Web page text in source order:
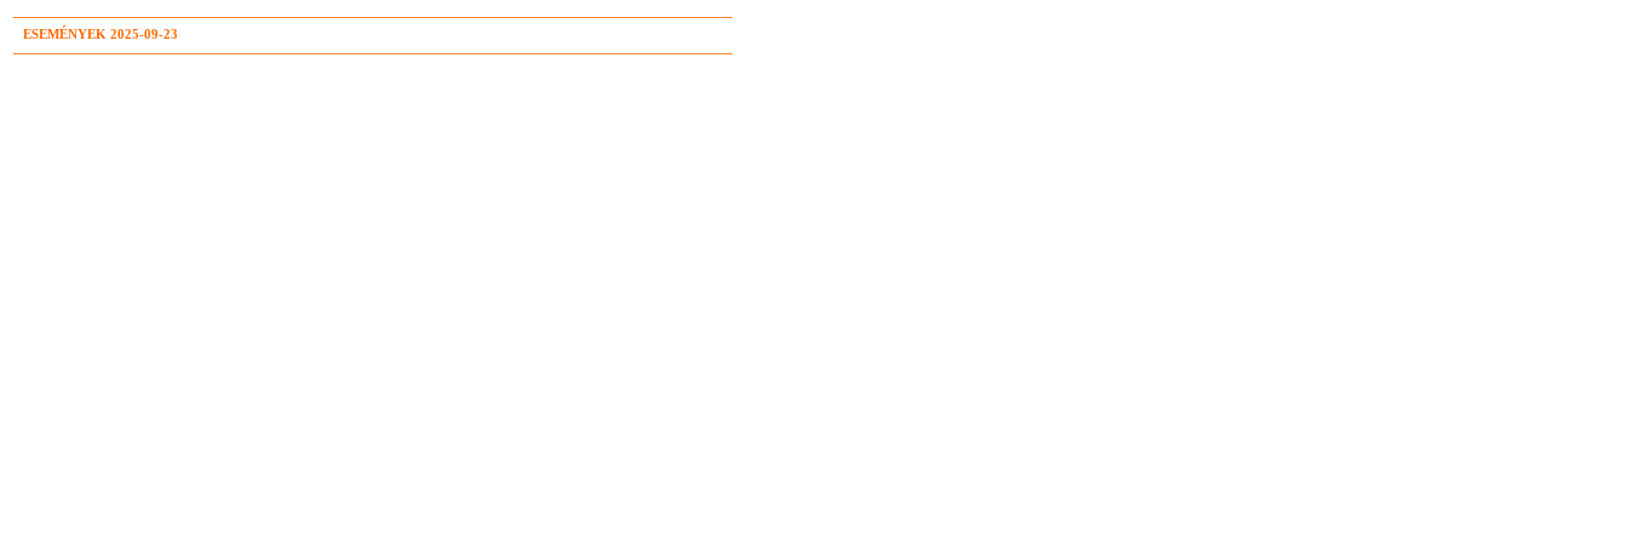
ESEMÉNYEK 2025-09-23